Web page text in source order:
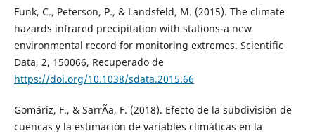
Funk, C., Peterson, P., & Landsfeld, M. (2015). The climate
hazards infrared precipitation with stations-a new
environmental record for monitoring extremes. Scientific
Data, 2, 150066, Recuperado de
https://doi.org/10.1038/sdata.2015.66
Gomáriz, F., & SarrÃ­a, F. (2018). Efecto de la subdivisión de
cuencas y la estimación de variables climáticas en la